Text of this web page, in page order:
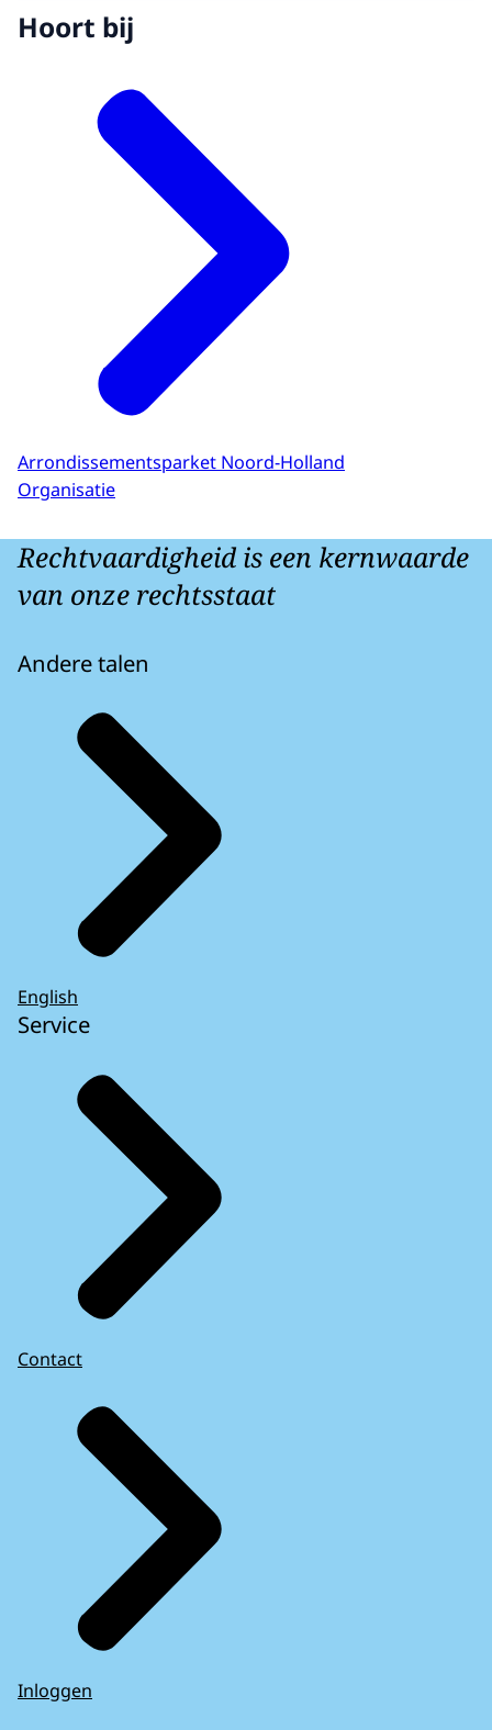
Hoort bij
Arrondissementsparket Noord-Holland
Organisatie
Rechtvaardigheid is een kernwaarde
van onze rechtsstaat
Andere talen
English
Service
Contact
Inloggen